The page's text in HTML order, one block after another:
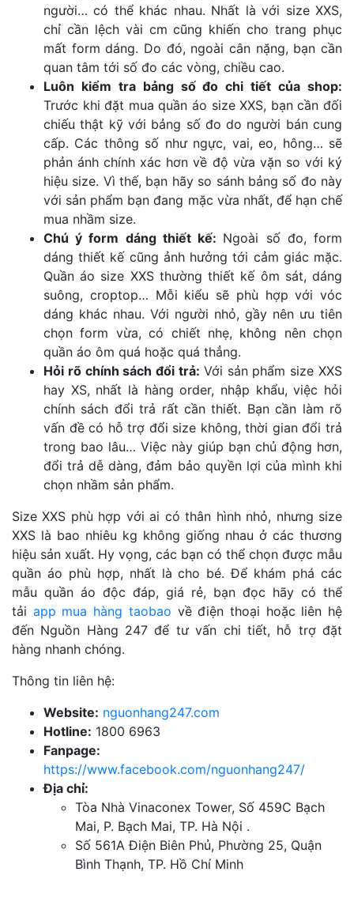
người… có thể khác nhau. Nhất là với size XXS,
chỉ cần lệch vài cm cũng khiến cho trang phục
mất form dáng. Do đó, ngoài cân nặng, bạn cần
quan tâm tới số đo các vòng, chiều cao.
Luôn kiểm tra bảng số đo chi tiết của shop:
Trước khi đặt mua quần áo size XXS, bạn cần đối
chiếu thật kỹ với bảng số đo do người bán cung
cấp. Các thông số như ngực, vai, eo, hông… sẽ
phản ánh chính xác hơn về độ vừa vặn so với ký
hiệu size. Vì thế, bạn hãy so sánh bảng số đo này
với sản phẩm bạn đang mặc vừa nhất, để hạn chế
mua nhầm size.
Chú ý form dáng thiết kế: Ngoài số đo, form
dáng thiết kế cũng ảnh hưởng tới cảm giác mặc.
Quần áo size XXS thường thiết kế ôm sát, dáng
suông, croptop… Mỗi kiểu sẽ phù hợp với vóc
dáng khác nhau. Với người nhỏ, gầy nên ưu tiên
chọn form vừa, có chiết nhẹ, không nên chọn
quần áo ôm quá hoặc quá thẳng.
Hỏi rõ chính sách đổi trả: Với sản phẩm size XXS
hay XS, nhất là hàng order, nhập khẩu, việc hỏi
chính sách đổi trả rất cần thiết. Bạn cần làm rõ
vấn đề có hỗ trợ đổi size không, thời gian đổi trả
trong bao lâu… Việc này giúp bạn chủ động hơn,
đổi trả dễ dàng, đảm bảo quyền lợi của mình khi
chọn nhầm sản phẩm.
Size XXS phù hợp với ai có thân hình nhỏ, nhưng size
XXS là bao nhiêu kg không giống nhau ở các thương
hiệu sản xuất. Hy vọng, các bạn có thể chọn được mẫu
quần áo phù hợp, nhất là cho bé. Để khám phá các
mẫu quần áo độc đáp, giá rẻ, bạn đọc hãy có thể
tải app mua hàng taobao về điện thoại hoặc liên hệ
đến Nguồn Hàng 247 để tư vấn chi tiết, hỗ trợ đặt
hàng nhanh chóng.
Thông tin liên hệ:
Website: nguonhang247.com
Hotline: 1800 6963
Fanpage:
https://www.facebook.com/nguonhang247/
Địa chỉ:
Tòa Nhà Vinaconex Tower, Số 459C Bạch
Mai, P. Bạch Mai, TP. Hà Nội .
Số 561A Điện Biên Phủ, Phường 25, Quận
Bình Thạnh, TP. Hồ Chí Minh